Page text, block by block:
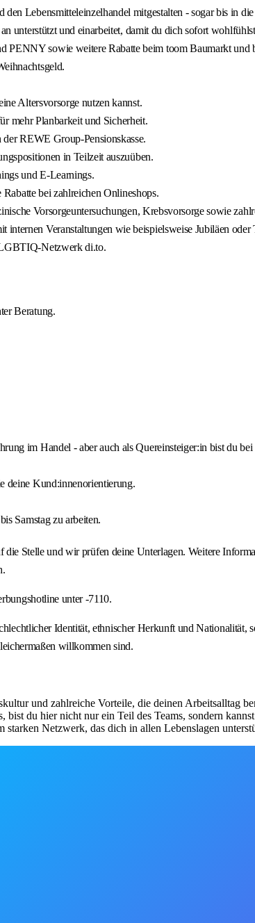
Lebensmitteleinzelhandel mitgestalten - sogar bis in
unterstützt und einarbeitet, damit du dich sofort
PENNY sowie weitere Rabatte beim toom Baumarkt
Altersvorsorge nutzen kannst.
mehr Planbarkeit und Sicherheit.
REWE Group-Pensionskasse.
in Teilzeit auszuüben.
und E-Learnings.
bei zahlreichen Onlineshops.
Vorsorgeuntersuchungen, Krebsvorsorge sowie
Veranstaltungen wie beispielsweise Jubiläen oder
Netzwerk di.to.
Beratung.
im Handel - aber auch als Quereinsteiger:in bist du
deine Kund:innenorientierung.
Samstag zu arbeiten.
Stelle und wir prüfen deine Unterlagen. Weitere
unter -7110.
Identität, ethnischer Herkunft und
willkommen sind.
und zahlreiche Vorteile, die deinen Arbeitsalltag
du hier nicht nur ein Teil des Teams, sondern
Netzwerk, das dich in allen Lebenslagen